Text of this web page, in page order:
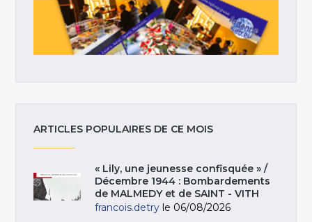
ARTICLES POPULAIRES DE CE MOIS
« Lily, une jeunesse confisquée » /
Décembre 1944 : Bombardements
de MALMEDY et de SAINT - VITH
francois.detry le 06/08/2026